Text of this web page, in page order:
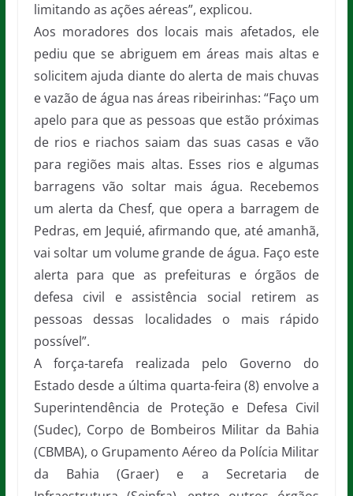
limitando as ações aéreas”, explicou.
Aos moradores dos locais mais afetados, ele
pediu que se abriguem em áreas mais altas e
solicitem ajuda diante do alerta de mais chuvas
e vazão de água nas áreas ribeirinhas: “Faço um
apelo para que as pessoas que estão próximas
de rios e riachos saiam das suas casas e vão
para regiões mais altas. Esses rios e algumas
barragens vão soltar mais água. Recebemos
um alerta da Chesf, que opera a barragem de
Pedras, em Jequié, afirmando que, até amanhã,
vai soltar um volume grande de água. Faço este
alerta para que as prefeituras e órgãos de
defesa civil e assistência social retirem as
pessoas dessas localidades o mais rápido
possível”.
A força-tarefa realizada pelo Governo do
Estado desde a última quarta-feira (8) envolve a
Superintendência de Proteção e Defesa Civil
(Sudec), Corpo de Bombeiros Militar da Bahia
(CBMBA), o Grupamento Aéreo da Polícia Militar
da Bahia (Graer) e a Secretaria de